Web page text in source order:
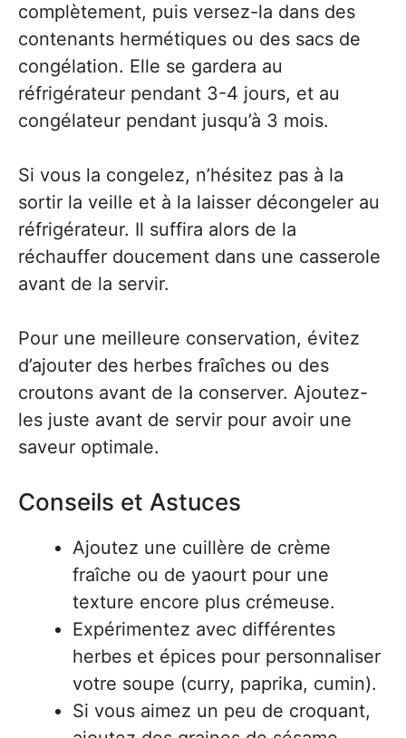
complètement, puis versez-la dans des
contenants hermétiques ou des sacs de
congélation. Elle se gardera au
réfrigérateur pendant 3-4 jours, et au
congélateur pendant jusqu’à 3 mois.
Si vous la congelez, n’hésitez pas à la
sortir la veille et à la laisser décongeler au
réfrigérateur. Il suffira alors de la
réchauffer doucement dans une casserole
avant de la servir.
Pour une meilleure conservation, évitez
d’ajouter des herbes fraîches ou des
croutons avant de la conserver. Ajoutez-
les juste avant de servir pour avoir une
saveur optimale.
Conseils et Astuces
Ajoutez une cuillère de crème
fraîche ou de yaourt pour une
texture encore plus crémeuse.
Expérimentez avec différentes
herbes et épices pour personnaliser
votre soupe (curry, paprika, cumin).
Si vous aimez un peu de croquant,